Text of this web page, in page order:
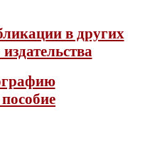
в других